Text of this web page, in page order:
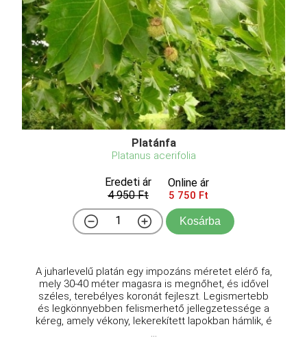
Platánfa
Platanus acerifolia
Eredeti ár
4 950 Ft
Online ár
5 750 Ft
Kosárba
A juharlevelű platán egy impozáns méretet elérő fa,
mely 30-40 méter magasra is megnőhet, és idővel
széles, terebélyes koronát fejleszt. Legismertebb
és legkönnyebben felismerhető jellegzetessége a
kéreg, amely vékony, lekerekített lapokban hámlik, é
...